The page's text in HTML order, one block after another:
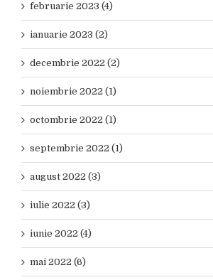
februarie 2023 (4)
ianuarie 2023 (2)
decembrie 2022 (2)
noiembrie 2022 (1)
octombrie 2022 (1)
septembrie 2022 (1)
august 2022 (3)
iulie 2022 (3)
iunie 2022 (4)
mai 2022 (6)